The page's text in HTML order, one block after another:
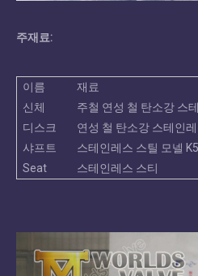
주재료:
이름
재료
신체
주철 연성 철 탄소강 스
디스크
연성 철 탄소강 스테인
샤프트
스테인레스 스틸 모넬
Seat
스테인레스 스티